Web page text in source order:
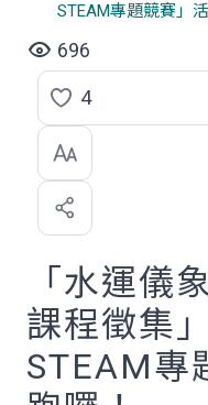
STEAM專題競賽」
696
點
選
喜
歡
4
「水運儀
課程徵集
STEAM專